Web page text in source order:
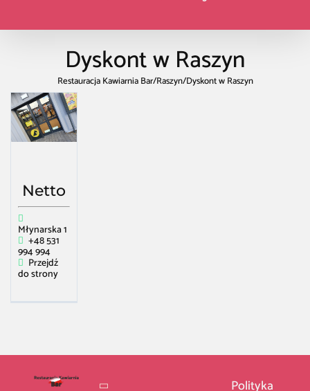
Dyskont w Raszyn
Restauracja Kawiarnia Bar/Raszyn/Dyskont w Raszyn
Netto
Młynarska 1
+48 531
994 994
Przejdź
do strony
Polityka